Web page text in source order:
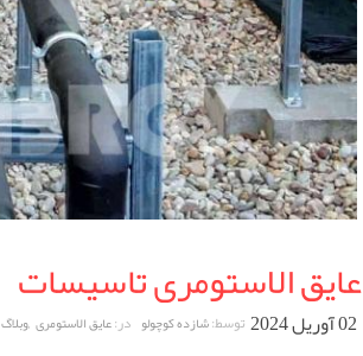
عایق الاستومری تاسیسات
02 آوریل 2024 توسط:شازده کوچولو در:عایق الاستومری ,وبلاگ